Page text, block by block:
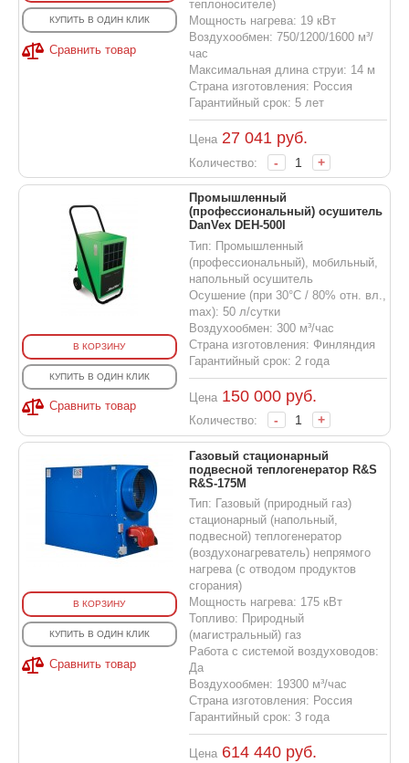
КУПИТЬ В ОДИН КЛИК
Сравнить товар
теплоносителе)
Мощность нагрева: 19 кВт
Воздухообмен: 750/1200/1600 м³/
час
Максимальная длина струи: 14 м
Страна изготовления: Россия
Гарантийный срок: 5 лет
Цена 27 041руб.
Количество: - +
В КОРЗИНУ
КУПИТЬ В ОДИН КЛИК
Сравнить товар
Промышленный
(профессиональный) осушитель
DanVex DEH-500I
Тип: Промышленный
(профессиональный), мобильный,
напольный осушитель
Осушение (при 30°С / 80% отн. вл.,
max): 50 л/сутки
Воздухообмен: 300 м³/час
Страна изготовления: Финляндия
Гарантийный срок: 2 года
Цена 150 000руб.
Количество: - +
В КОРЗИНУ
КУПИТЬ В ОДИН КЛИК
Сравнить товар
Газовый стационарный
подвесной теплогенератор R&S
R&S-175M
Тип: Газовый (природный газ)
стационарный (напольный,
подвесной) теплогенератор
(воздухонагреватель) непрямого
нагрева (с отводом продуктов
сгорания)
Мощность нагрева: 175 кВт
Топливо: Природный
(магистральный) газ
Работа с системой воздуховодов:
Да
Воздухообмен: 19300 м³/час
Страна изготовления: Россия
Гарантийный срок: 3 года
Цена 614 440руб.